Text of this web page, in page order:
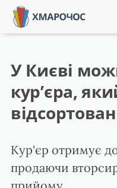
У Києві
кур’єра,
Кур'єр отримує
продаючи